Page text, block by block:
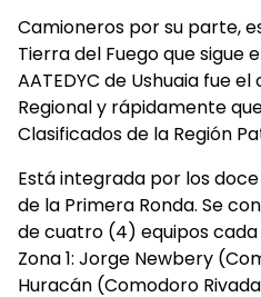
Camioneros por su parte,
Tierra del Fuego que sigue
AATEDYC de Ushuaia fue
Regional y rápidamente
Clasificados de la Región
Está integrada por los
de la Primera Ronda. Se
de cuatro (4) equipos cada
Zona 1: Jorge Newbery
Huracán (Comodoro